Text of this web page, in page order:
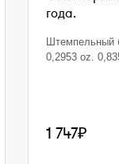
года.
Штемпельный
0,2953 oz.
1 747₽